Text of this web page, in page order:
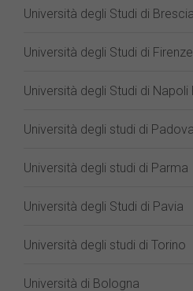
Università degli Studi di Brescia
Università degli Studi di Firenze
Università degli Studi di
Università degli studi di Padova
Università degli studi di Parma
Università degli Studi di Pavia
Università degli studi di Torino
Università di Bologna